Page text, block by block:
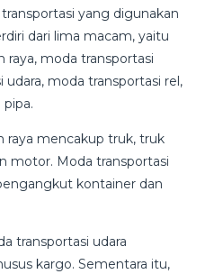
yang digunakan
dari lima macam, yaitu
raya, moda transportasi
moda transportasi rel,
raya mencakup truk, truk
motor. Moda transportasi
kontainer dan
transportasi udara
kargo. Sementara itu,